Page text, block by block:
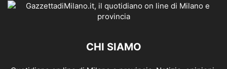
CHI SIAMO